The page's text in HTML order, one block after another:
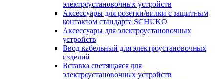
электроустановочных устройств
Аксессуары для розетки/вилки с защитным
контактом стандарта SCHUKO
Аксессуары для электроустановочных
устройств
Ввод кабельный для электроустановочных
изделий
Вставка светящаяся для
электроустановочных устройств